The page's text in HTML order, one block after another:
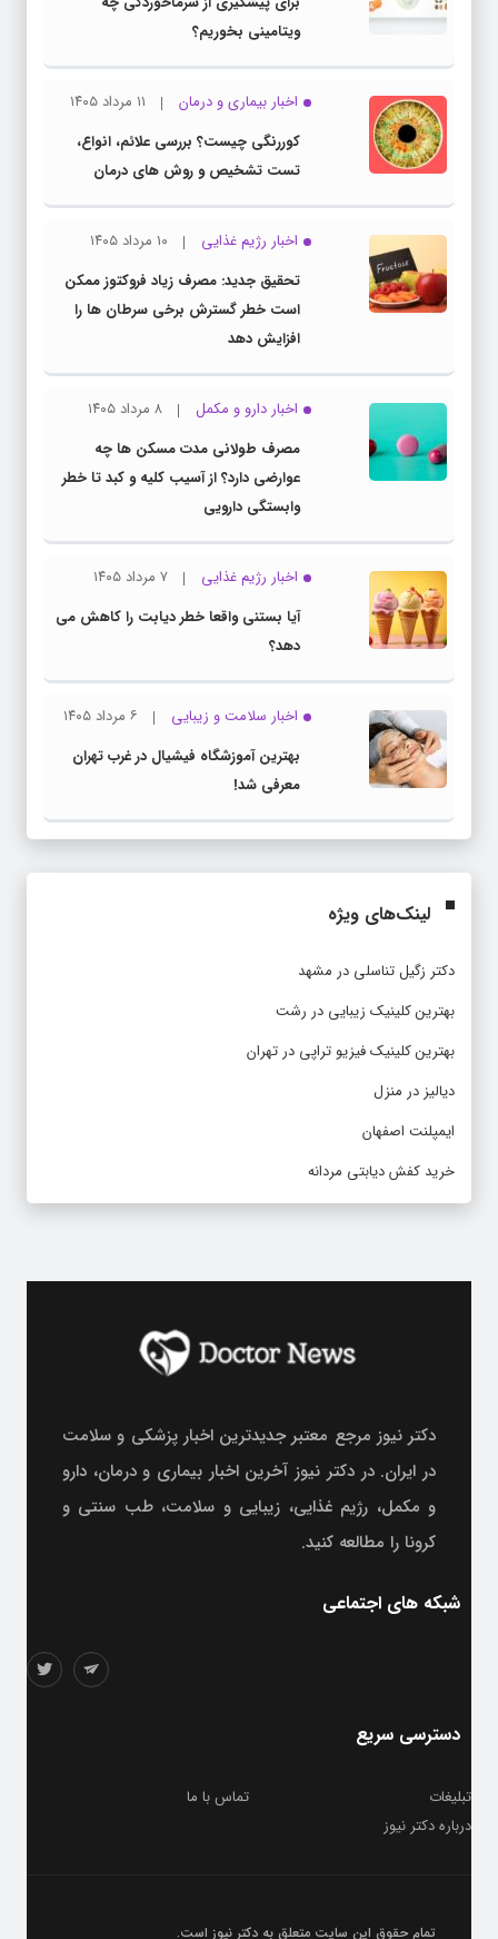
ویتامینی بخوریم؟
اخبار بیماری و درمان
۱۱ مرداد ۱۴۰۵
کوررنگی چیست؟ بررسی علائم، انواع،
تست تشخیص و روش های درمان
اخبار رژیم غذایی
۱۰ مرداد ۱۴۰۵
تحقیق جدید: مصرف زیاد فروکتوز ممکن
است خطر گسترش برخی سرطان ها را
افزایش دهد
اخبار دارو و مکمل
۸ مرداد ۱۴۰۵
مصرف طولانی مدت مسکن ها چه
عوارضی دارد؟ از آسیب کلیه و کبد تا خطر
وابستگی دارویی
اخبار رژیم غذایی
۷ مرداد ۱۴۰۵
آیا بستنی واقعا خطر دیابت را کاهش می
دهد؟
اخبار سلامت و زیبایی
۶ مرداد ۱۴۰۵
بهترین آموزشگاه فیشیال در غرب تهران
معرفی شد!
لینک‌های ویژه
دکتر زگیل تناسلی در مشهد
بهترین کلینیک زیبایی در رشت
بهترین کلینیک فیزیو تراپی در تهران
دیالیز در منزل
ایمپلنت اصفهان
خرید کفش دیابتی مردانه
دکتر نیوز مرجع معتبر جدیدترین اخبار پزشکی و سلامت
در ایران. در دکتر نیوز آخرین اخبار بیماری و درمان، دارو
و مکمل، رژیم غذایی، زیبایی و سلامت، طب سنتی و
کرونا را مطالعه کنید.
شبکه های اجتماعی
دسترسی سریع
تبلیغات
تماس با ما
درباره دکتر نیوز
تمام حقوق این سایت متعلق به دکتر نیوز است.